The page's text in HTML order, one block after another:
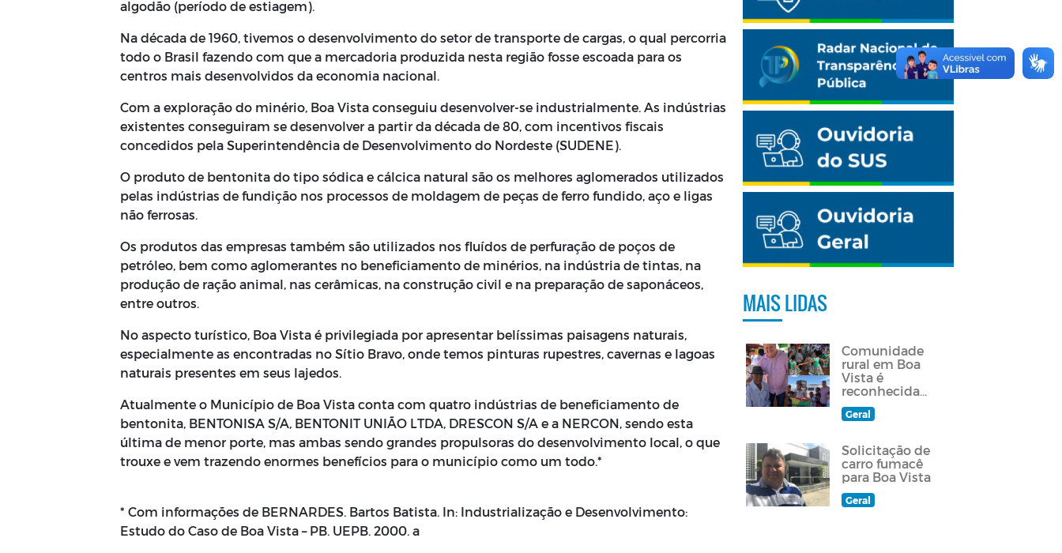
algodão (período de estiagem).
Na década de 1960, tivemos o desenvolvimento do setor de transporte de cargas, o qual percorria
todo o Brasil fazendo com que a mercadoria produzida nesta região fosse escoada para os
centros mais desenvolvidos da economia nacional.
Com a exploração do minério, Boa Vista conseguiu desenvolver-se industrialmente. As indústrias
existentes conseguiram se desenvolver a partir da década de 80, com incentivos fiscais
concedidos pela Superintendência de Desenvolvimento do Nordeste (SUDENE).
O produto de bentonita do tipo sódica e cálcica natural são os melhores aglomerados utilizados
pelas indústrias de fundição nos processos de moldagem de peças de ferro fundido, aço e ligas
não ferrosas.
Os produtos das empresas também são utilizados nos fluídos de perfuração de poços de
petróleo, bem como aglomerantes no beneficiamento de minérios, na indústria de tintas, na
produção de ração animal, nas cerâmicas, na construção civil e na preparação de saponáceos,
entre outros.
No aspecto turístico, Boa Vista é privilegiada por apresentar belíssimas paisagens naturais,
especialmente as encontradas no Sítio Bravo, onde temos pinturas rupestres, cavernas e lagoas
naturais presentes em seus lajedos.
Atualmente o Município de Boa Vista conta com quatro indústrias de beneficiamento de
bentonita, BENTONISA S/A, BENTONIT UNIÃO LTDA, DRESCON S/A e a NERCON, sendo esta
última de menor porte, mas ambas sendo grandes propulsoras do desenvolvimento local, o que
trouxe e vem trazendo enormes benefícios para o município como um todo.*
* Com informações de BERNARDES. Bartos Batista. In: Industrialização e Desenvolvimento:
Estudo do Caso de Boa Vista – PB. UEPB. 2000. a
MAIS LIDAS
Comunidade
rural em Boa
Vista é
reconhecida
como
quilombola
Geral
Solicitação de
carro fumacê
para Boa Vista
Geral